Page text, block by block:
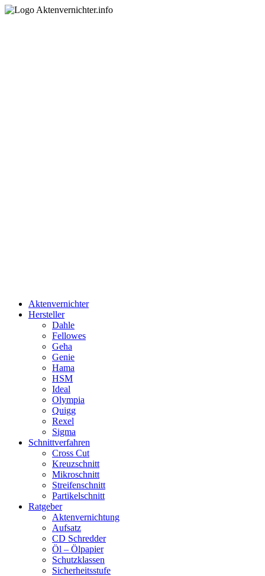
Aktenvernichter
Hersteller
Dahle
Fellowes
Geha
Genie
Hama
HSM
Ideal
Olympia
Quigg
Rexel
Sigma
Schnittverfahren
Cross Cut
Kreuzschnitt
Mikroschnitt
Streifenschnitt
Partikelschnitt
Ratgeber
Aktenvernichtung
Aufsatz
CD Schredder
Öl – Ölpapier
Schutzklassen
Sicherheitsstufe